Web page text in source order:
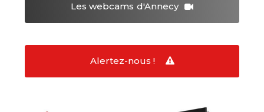
Les webcams d'Annecy
Alertez-nous !